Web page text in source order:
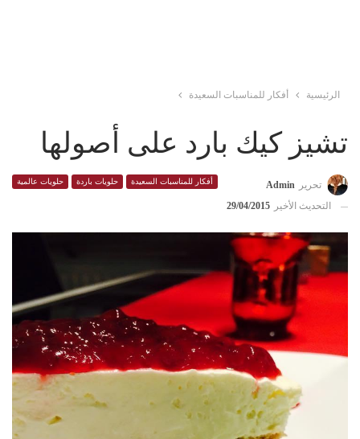
الرئيسية أفكار للمناسبات السعيدة
تشيز كيك بارد على أصولها
أفكار للمناسبات السعيدة حلويات باردة حلويات عالمية تحرير
Admin
التحديث الأخير
29/04/2015